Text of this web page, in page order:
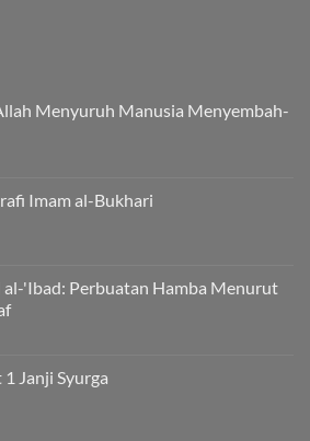
Menyuruh Manusia Menyembah-
Imam al-Bukhari
al-'Ibad: Perbuatan Hamba Menurut
1 Janji Syurga